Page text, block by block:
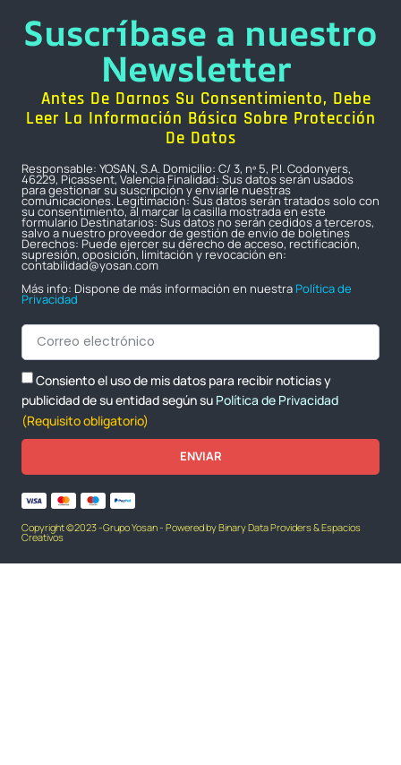
Suscríbase a nuestro
Newsletter
Antes De Darnos Su Consentimiento, Debe
Leer La Información Básica Sobre Protección
De Datos
Responsable: YOSAN, S.A. Domicilio: C/ 3, nº 5, P.I. Codonyers,
46229, Picassent, Valencia Finalidad: Sus datos serán usados
para gestionar su suscripción y enviarle nuestras
comunicaciones. Legitimación: Sus datos serán tratados solo con
su consentimiento, al marcar la casilla mostrada en este
formulario Destinatarios: Sus datos no serán cedidos a terceros,
salvo a nuestro proveedor de gestión de envío de boletines
Derechos: Puede ejercer su derecho de acceso, rectificación,
supresión, oposición, limitación y revocación en:
contabilidad@yosan.com
Más info: Dispone de más información en nuestra Política de
Privacidad
Consiento el uso de mis datos para recibir noticias y
publicidad de su entidad según su Política de Privacidad
(Requisito obligatorio)
ENVIAR
Copyright ©2023 -Grupo Yosan - Powered by Binary Data Providers & Espacios
Creativos